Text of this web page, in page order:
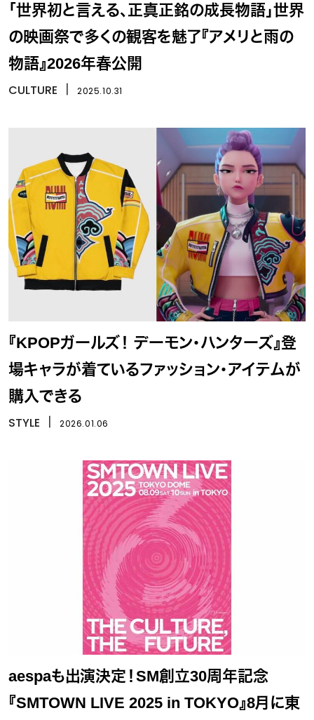
「世界初と言える、正真正銘の成長物語」世界
の映画祭で多くの観客を魅了『アメリと雨の
物語』2026年春公開
CULTURE 2025.10.31
『KPOPガールズ！ デーモン・ハンターズ』登
場キャラが着ているファッション・アイテムが
購入できる
STYLE 2026.01.06
aespaも出演決定！SM創立30周年記念
『SMTOWN LIVE 2025 in TOKYO』8月に東